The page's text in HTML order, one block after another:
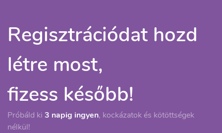
Regisztrációdat hozd
létre most,
fizess később!
Próbáld ki 3 napig ingyen, kockázatok és kötöttségek
nélkül!